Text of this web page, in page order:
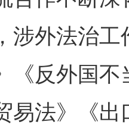
涉外法治
《反外国
易法》《
落实 一纸欠